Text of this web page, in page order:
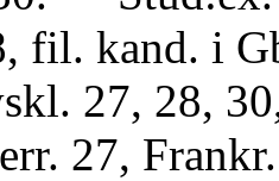
fil. kand. i
27, 28,
27,